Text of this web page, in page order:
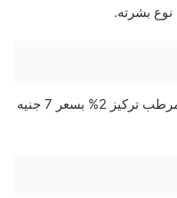
بشرته.
يتوفر دواء Citropanthen كريم مرطب تركيز 2% بسعر 7 جنيه